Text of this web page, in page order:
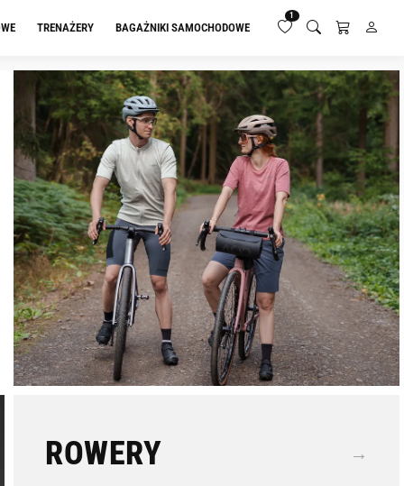
TRENAŻERY BAGAŻNIKI SAMOCHODOWE
1
ROWERY →